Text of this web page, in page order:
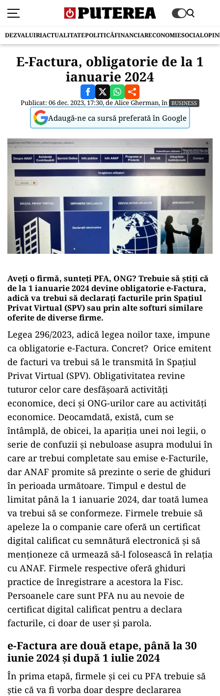
DEZVALUIRIACTUALITATEPOLITICĂFINANCIARECONOMIESOCIAL
E-Factura, obligatorie de la 1
ianuarie 2024
Publicat: 06 dec. 2023, 17:30, deAlice Gherman, în BUSINESS
Adaugă-ne ca sursă preferată în Google
Aveți o firmă, sunteți PFA, ONG? Trebuie să știți că
de la 1 ianuarie 2024 devine obligatorie e-Factura,
adică va trebui să declarați facturile prin Spațiul
Privat Virtual (SPV) sau prin alte softuri similare
oferite de diverse firme.
Legea 296/2023, adică legea noilor taxe, impune
ca obligatorie e-Factura. Concret? Orice emitent
de facturi va trebui să le transmită în Spațiul
Privat Virtual (SPV). Obligativitatea revine
tuturor celor care desfășoară activități
economice, deci și ONG-urilor care au activități
economice. Deocamdată, există, cum se
întâmplă, de obicei, la apariția unei noi legii, o
serie de confuzii și nebuloase asupra modului în
care ar trebui completate sau emise e-Facturile,
dar ANAF promite să prezinte o serie de ghiduri
în perioada următoare. Timpul e destul de
limitat până la 1 ianuarie 2024, dar toată lumea
va trebui să se conformeze. Firmele trebuie să
apeleze la o companie care oferă un certificat
digital calificat cu semnătură electronică și să
menționeze că urmează să-l folosească în relația
cu ANAF. Firmele respective oferă ghiduri
practice de înregistrare a acestora la Fisc.
Persoanele care sunt PFA nu au nevoie de
certificat digital calificat pentru a declara
facturile, ci doar de user și parola.
e-Factura are două etape, până la 30
iunie 2024 și după 1 iulie 2024
În prima etapă, firmele și cei cu PFA trebuie să
știe că va fi vorba doar despre declararea